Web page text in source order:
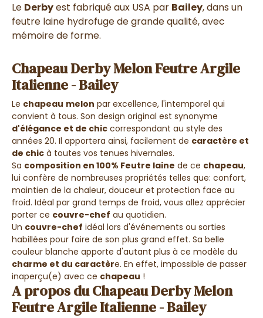
Le Derbyest fabriqué aux USA par Bailey, dans un
feutre laine hydrofuge de grande qualité, avec
mémoire de forme.
Chapeau Derby Melon Feutre Argile
Italienne - Bailey
Le chapeau melon par excellence, l'intemporel qui
convient à tous. Son design original est synonyme
d'élégance et de chic correspondant au style des
années 20. Il apportera ainsi, facilement de caractère et
de chic à toutes vos tenues hivernales.
Sa composition en 100% Feutre laine de ce chapeau,
lui confère de nombreuses propriétés telles que: confort,
maintien de la chaleur, douceur et protection face au
froid. Idéal par grand temps de froid, vous allez apprécier
porter ce couvre-chef au quotidien.
Un couvre-chef idéal lors d'événements ou sorties
habillées pour faire de son plus grand effet. Sa belle
couleur blanche apporte d'autant plus à ce modèle du
charme et du caractère. En effet, impossible de passer
inaperçu(e) avec ce chapeau !
A propos du Chapeau Derby Melon
Feutre Argile Italienne - Bailey